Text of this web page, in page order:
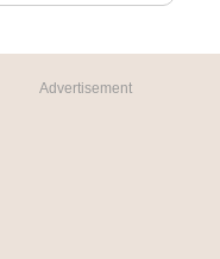
Advertisement